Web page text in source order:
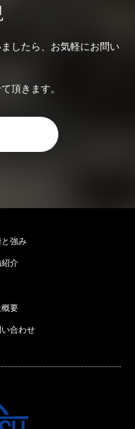
したら、お気軽にお問い
頂きます。
強み
介
要
合わせ